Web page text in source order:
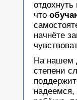
что
начнёте
На нашем
степени
надеемся,